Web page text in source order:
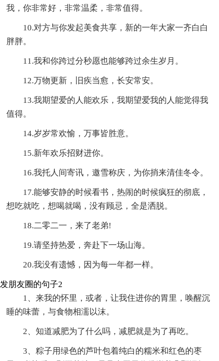
我，你非常好，非常温柔，非常值得。
10.对方与你发起美食共享，新的一年大家一齐白白
胖胖。
11.我和你跨过分秒愿也能够跨过余生岁月。
12.万物更新，旧疾当愈，长安常安。
13.我期望爱的人能欢乐，我期望爱我的人能觉得我
值得。
14.岁岁常欢愉，万事皆胜意。
15.新年欢乐招财进你。
16.我托人间寄讯，邀雪称庆，为你捎来清佳冬令。
17.能够安静的时候看书，热闹的时候疯狂的彻底，
想吃就吃，想喝就喝，没有顾忌，全是洒脱。
18.二零二一，来了老弟!
19.请坚持热爱，奔赴下一场山海。
20.我没有遗憾，因为每一年都一样。
发朋友圈的句子2
1、来我的怀里，或者，让我住进你的胃里，唤醒沉
睡的味蕾，与食物相濡以沫。
2、知道减肥为了什么吗，减肥就是为了再吃。
3、粽子用绿色的芦叶包着纯白的糯米和红色的枣